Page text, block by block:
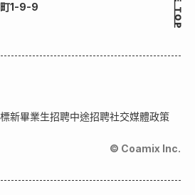
町1-9-9
新畢業生招聘中途招聘社交媒體政策
© Coamix Inc.